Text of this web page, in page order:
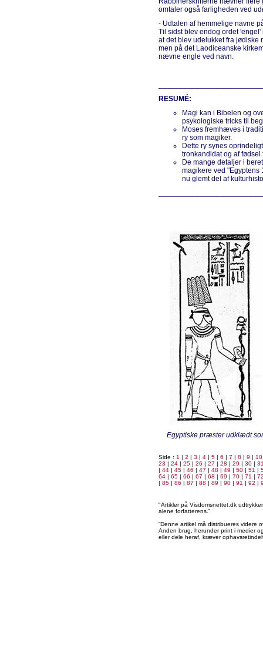
omtaler også farligheden ved
- Udtalen af hemmelige navne
Til sidst blev endog ordet
at det blev udelukket fra jødiske
men på det Laodiceanske
nævne engle ved navn.
RESUMÉ:
Magi kan i Bibelen og
psykologiske tricks til
Moses fremhæves i
ry som magiker.
Dette ry synes
tronkandidat og af fødsel
De mange detaljer i
magikere ved "Egyptens
nu glemt del af
Egyptiske præster udklædt
Side : 1 | 2 | 3 | 4 | 5 | 6 | 7 | 8 | 9 | 10
23 | 24 | 25 | 26 | 27 | 28 | 29 | 30 |
| 44 | 45 | 46 | 47 | 48 | 49 | 50 | 51 |
64 | 65 | 66 | 67 | 68 | 69 | 70 | 71 |
| 85 | 86 | 87 | 88 | 89 | 90 | 91 | 92 |
"Artikler på Visdomsnettet.dk
alene forfatterens.”
”Denne artikel må distribueres videre
Anden brug, herunder print i medier
eller dele heraf, kræver